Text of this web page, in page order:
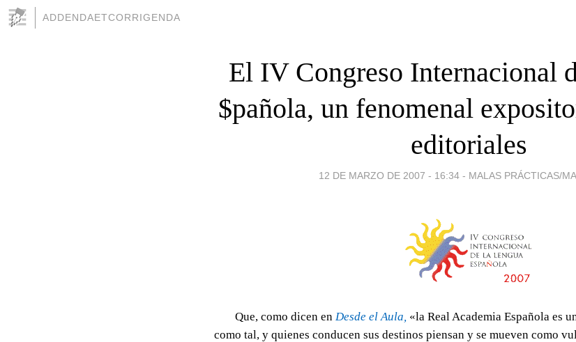
ADDENDAETCORRIGENDA
El IV Congreso Internacional
$pañola, un fenomenal
editoriales
12 DE MARZO DE 2007 - 16:34 - MALAS PRÁCTICAS/
Que, como dicen en Desde el Aula, «la Real Academia Española es
como tal, y quienes conducen sus destinos piensan y se mueven como